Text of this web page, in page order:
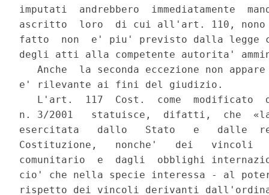
imputati  andrebbero  immediatamente
ascritto  loro  di cui all'art. 110, nono
fatto  non  e' piu' previsto dalla legge
degli atti alla competente autorita'
Anche  la seconda eccezione non
e' rilevante ai fini del giudizio.
L'art.  117  Cost.  come  modificato
n. 3/2001   statuisce,  difatti,  che
esercitata   dallo   Stato   e   dalle
Costituzione,   nonche'   dei   vincoli
comunitario  e  dagli  obblighi
cio' che nella specie interessa - al
rispetto dei vincoli derivanti